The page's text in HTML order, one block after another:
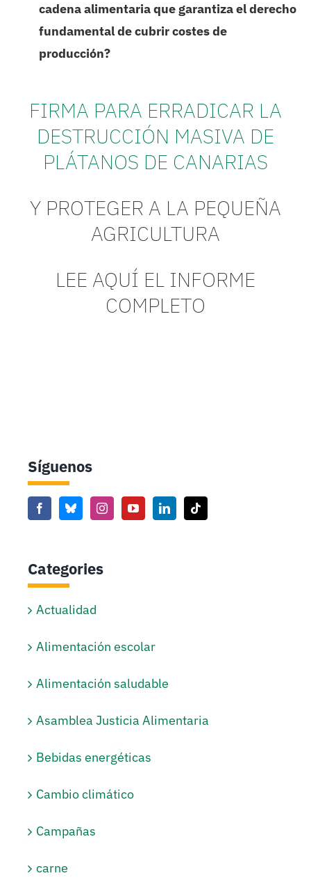
cadena alimentaria que garantiza el derecho
fundamental de cubrir costes de
producción?
FIRMA PARA ERRADICAR LA
DESTRUCCIÓN MASIVA DE
PLÁTANOS DE CANARIAS
Y PROTEGER A LA PEQUEÑA
AGRICULTURA
LEE AQUÍ EL INFORME
COMPLETO
Síguenos
Categories
Actualidad
Alimentación escolar
Alimentación saludable
Asamblea Justicia Alimentaria
Bebidas energéticas
Cambio climático
Campañas
carne